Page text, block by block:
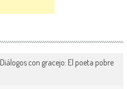
Diálogos con gracejo: El poeta pobre